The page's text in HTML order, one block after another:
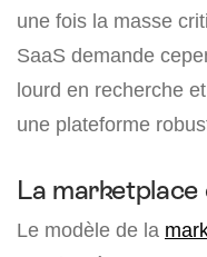
une fois la masse
SaaS demande
lourd en recherche
une plateforme
La marketplace
Le modèle de la